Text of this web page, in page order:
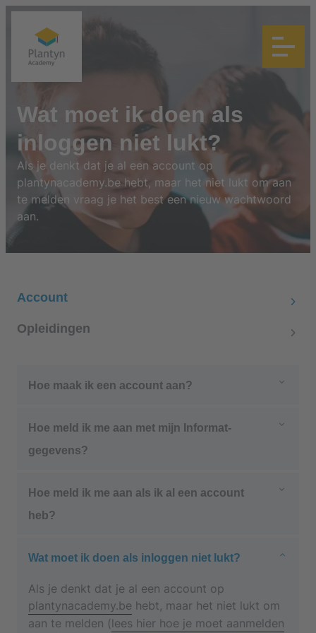
Wat moet ik doen als
inloggen niet lukt?
Als je denkt dat je al een account op
plantynacademy.be hebt, maar het niet lukt om aan
te melden vraag je het best een nieuw wachtwoord
aan.
Account
Opleidingen
Hoe maak ik een account aan?
rechtsboven op de blauwe knop 'Aanmelden
Heb je al een account?Log dan in of lees
wat je moet doen als het je niet lukt om aan te
melden.
Hoe meld ik me aan met mijn Informat-
gegevens?
apart account aan te maken op Plantyn
Academy.
'Plantyn Academy'.
Hoe meld ik me aan als ik al een account
heb?
rechtsboven op de blauwe knop 'Aanmelden
Wat moet ik doen als inloggen niet lukt?
Als je denkt dat je al een account op
plantynacademy.be hebt, maar het niet lukt om
aan te melden (lees hier hoe je moet aanmelden